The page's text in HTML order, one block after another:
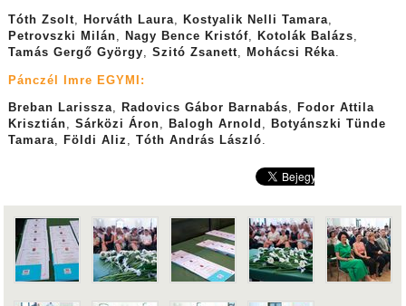
Tóth Zsolt, Horváth Laura, Kostyalik Nelli Tamara,
Petrovszki Milán, Nagy Bence Kristóf, Kotolák Balázs,
Tamás Gergő György, Szitó Zsanett, Mohácsi Réka.
Pánczél Imre EGYMI:
Breban Larissza, Radovics Gábor Barnabás,
Fodor Attila
Krisztián, Sárközi Áron, Balogh Arnold ,
Botyánszki Tünde
Tamara, Földi Aliz , Tóth András László.